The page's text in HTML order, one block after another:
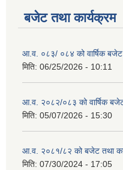
बजेट तथा कार्यक्रम
आ.व. ०८३/ ०८४ को वार्षिक
मिति: 06/25/2026 - 10:11
आ.व. २०८२/०८३ को वार्षिक
मिति: 05/07/2026 - 15:30
आ.व. २०८१/८२ को बजेट तथा
मिति: 07/30/2024 - 17:05